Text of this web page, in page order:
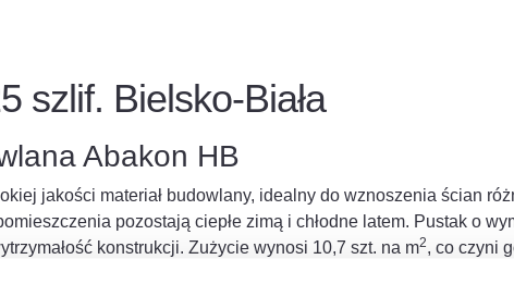
szlif. Bielsko-Biała
Abakon HB
jakości materiał budowlany, idealny do wznoszenia ścian
pozostają ciepłe zimą i chłodne latem. Pustak o
konstrukcji. Zużycie wynosi 10,7 szt. na m2, co czyni
i akustycznym, pustak Leier 25 PLAN jest idealnym